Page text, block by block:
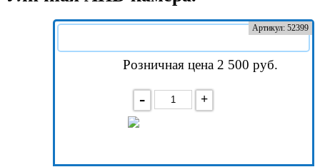
Артикул: 52399
Розничная цена 2 500 руб.
- +